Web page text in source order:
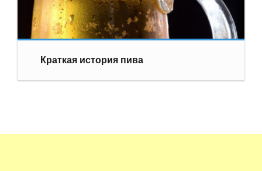
Краткая история пива